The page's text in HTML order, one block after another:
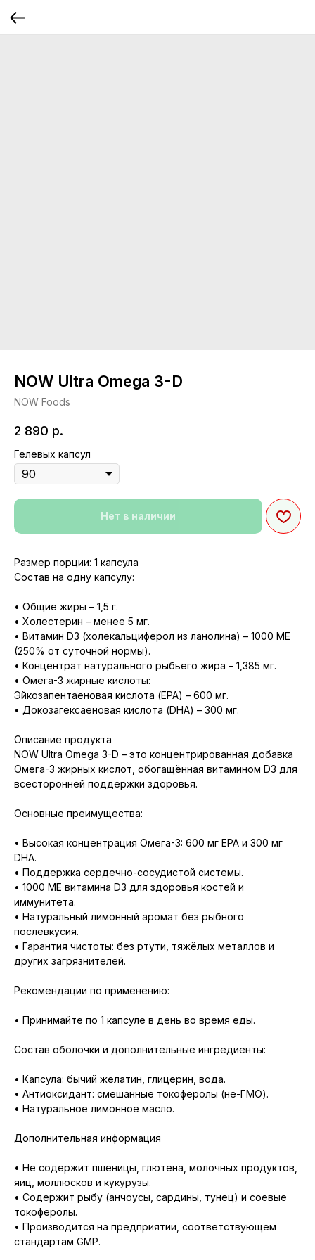
NOW Ultra Omega 3-D
NOW Foods
2 890 р.
Гелевых капсул
Нет в наличии
Размер порции: 1 капсула
Состав на одну капсулу:
• Общие жиры – 1,5 г.
• Холестерин – менее 5 мг.
• Витамин D3 (холекальциферол из ланолина) – 1000 МЕ
(250% от суточной нормы).
• Концентрат натурального рыбьего жира – 1,385 мг.
• Омега-3 жирные кислоты:
Эйкозапентаеновая кислота (EPA) – 600 мг.
• Докозагексаеновая кислота (DHA) – 300 мг.
Описание продукта
NOW Ultra Omega 3-D – это концентрированная добавка
Омега-3 жирных кислот, обогащённая витамином D3 для
всесторонней поддержки здоровья.
Основные преимущества:
• Высокая концентрация Омега-3: 600 мг EPA и 300 мг
DHA.
• Поддержка сердечно-сосудистой системы.
• 1000 МЕ витамина D3 для здоровья костей и
иммунитета.
• Натуральный лимонный аромат без рыбного
послевкусия.
• Гарантия чистоты: без ртути, тяжёлых металлов и
других загрязнителей.
Рекомендации по применению:
• Принимайте по 1 капсуле в день во время еды.
Состав оболочки и дополнительные ингредиенты:
• Капсула: бычий желатин, глицерин, вода.
• Антиоксидант: смешанные токоферолы (не-ГМО).
• Натуральное лимонное масло.
Дополнительная информация
• Не содержит пшеницы, глютена, молочных продуктов,
яиц, моллюсков и кукурузы.
• Содержит рыбу (анчоусы, сардины, тунец) и соевые
токоферолы.
• Производится на предприятии, соответствующем
стандартам GMP.